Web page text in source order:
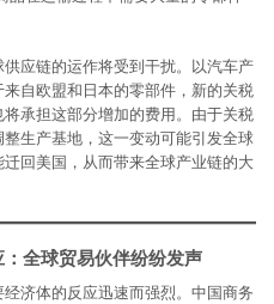
应链的运作将受到干扰。以汽车产
自欧盟和日本的零部件，新的关税
承担这部分增加的费用。由于关税
生产基地，这一变动可能引发全球
回美国，从而带来全球产业链的大
全球贸易伙伴纷纷发声
济体的反应迅速而强烈。中国商务